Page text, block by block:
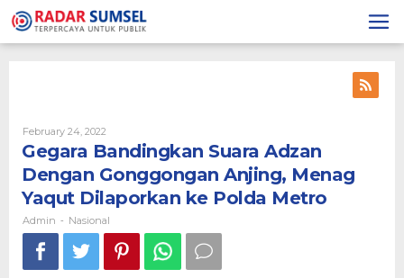
Skip
to
content
February 24, 2022
Admin
Gegara Bandingkan Suara Adzan
Dengan Gonggongan Anjing, Menag
Yaqut Dilaporkan ke Polda Metro
Admin - Nasional